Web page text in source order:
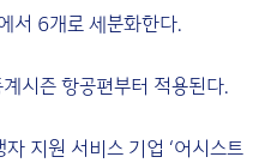
서 6개로 세분화한다.
시즌 항공편부터 적용된다.
지원 서비스 기업 ‘어시스트